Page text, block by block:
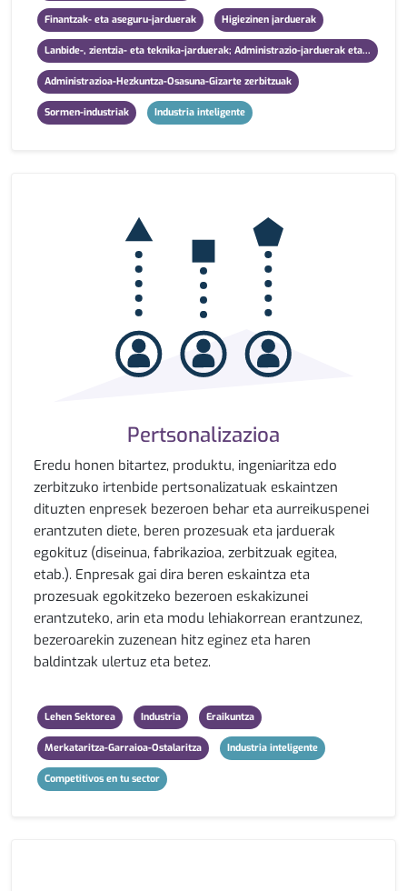
Finantzak- eta aseguru-jarduerak Higiezinen jarduerak
Lanbide-, zientzia- eta teknika-jarduerak; Administrazio-jarduerak eta...
Administrazioa-Hezkuntza-Osasuna-Gizarte zerbitzuak
Sormen-industriak Industria inteligente
Pertsonalizazioa
Eredu honen bitartez, produktu, ingeniaritza edo
zerbitzuko irtenbide pertsonalizatuak eskaintzen
dituzten enpresek bezeroen behar eta aurreikuspenei
erantzuten diete, beren prozesuak eta jarduerak
egokituz (diseinua, fabrikazioa, zerbitzuak egitea,
etab.). Enpresak gai dira beren eskaintza eta
prozesuak egokitzeko bezeroen eskakizunei
erantzuteko, arin eta modu lehiakorrean erantzunez,
bezeroarekin zuzenean hitz eginez eta haren
baldintzak ulertuz eta betez.
Lehen Sektorea Industria Eraikuntza
Merkataritza-Garraioa-Ostalaritza Industria inteligente
Competitivos en tu sector